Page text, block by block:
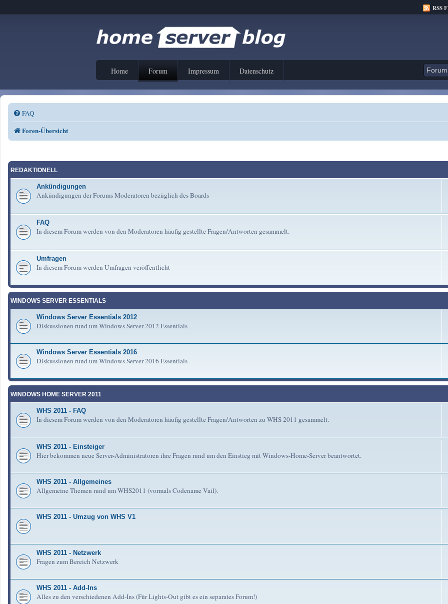
RSS
Home Forum Impressum Datenschutz
FAQ
Foren-Übersicht
REDAKTIONELL
Ankündigungen
Ankündigungen der Forums Moderatoren bezüglich des Boards
FAQ
In diesem Forum werden von den Moderatoren häufig gestellte Fragen/Antworten gesammelt.
Umfragen
In diesem Forum werden Umfragen veröffentlicht
WINDOWS SERVER ESSENTIALS
Windows Server Essentials 2012
Diskussionen rund um Windows Server 2012 Essentials
Windows Server Essentials 2016
Diskussionen rund um Windows Server 2016 Essentials
WINDOWS HOME SERVER 2011
WHS 2011 - FAQ
In diesem Forum werden von den Moderatoren häufig gestellte Fragen/Antworten zu WHS 2011 gesammelt.
WHS 2011 - Einsteiger
Hier bekommen neue Server-Administratoren ihre Fragen rund um den Einstieg mit Windows-Home-Server beantwortet.
WHS 2011 - Allgemeines
Allgemeine Themen rund um WHS2011 (vormals Codename Vail).
WHS 2011 - Umzug von WHS V1
WHS 2011 - Netzwerk
Fragen zum Bereich Netzwerk
WHS 2011 - Add-Ins
Alles zu den verschiedenen Add-Ins (Für Lights-Out gibt es ein separates Forum!)